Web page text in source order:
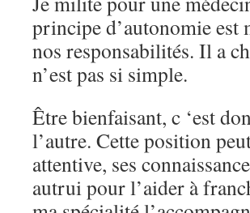
principe d’autonomie est
nos responsabilités. Il a
n’est pas si simple.
Être bienfaisant, c ‘est
l’autre. Cette position
attentive, ses
autrui pour l’aider à